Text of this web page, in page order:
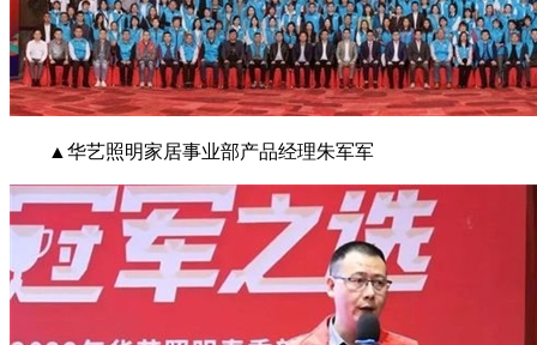
▲华艺照明家居事业部产品经理朱军军